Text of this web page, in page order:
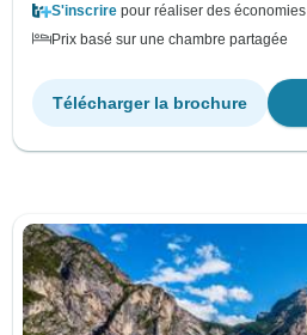
S'inscrire pour réaliser des économies
Prix basé sur une chambre partagée
Télécharger la brochure